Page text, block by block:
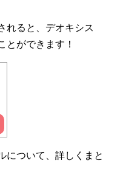
れると、デオキシス
とができます！
について、詳しくまと